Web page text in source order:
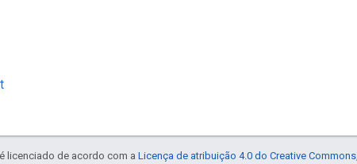
licenciado de acordo com a Licença de atribuição 4.0 do Creative Commons